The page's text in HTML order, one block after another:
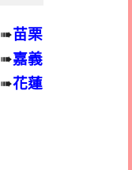
➠苗栗
➠嘉義
➠花蓮